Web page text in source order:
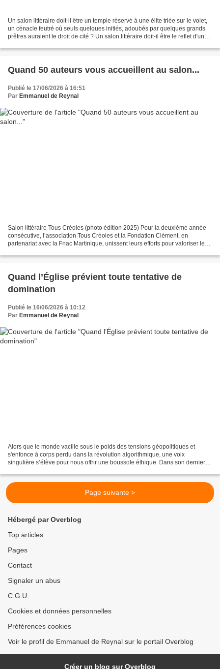
Un salon littéraire doit-il être un temple réservé à une élite triée sur le volet,
un cénacle feutré où seuls quelques initiés, adoubés par quelques grands
prêtres auraient le droit de cité ? Un salon littéraire doit-il être le reflet d'une
Quand 50 auteurs vous accueillent au salon...
Publié le 17/06/2026 à 16:51
Par Emmanuel de Reynal
Salon littéraire Tous Créoles (photo édition 2025) Pour la deuxième année
consécutive, l’association Tous Créoles et la Fondation Clément, en
partenariat avec la Fnac Martinique, unissent leurs efforts pour valoriser le
Quand l’Église prévient toute tentative de
domination
Publié le 16/06/2026 à 10:12
Par Emmanuel de Reynal
Alors que le monde vacille sous le poids des tensions géopolitiques et
s'enfonce à corps perdu dans la révolution algorithmique, une voix
singulière s’élève pour nous offrir une boussole éthique. Dans son dernier
Page suivante >
Hébergé par Overblog
Top articles
Pages
Contact
Signaler un abus
C.G.U.
Cookies et données personnelles
Préférences cookies
Voir le profil de Emmanuel de Reynal sur le portail Overblog
Créer un blog sur Overblog